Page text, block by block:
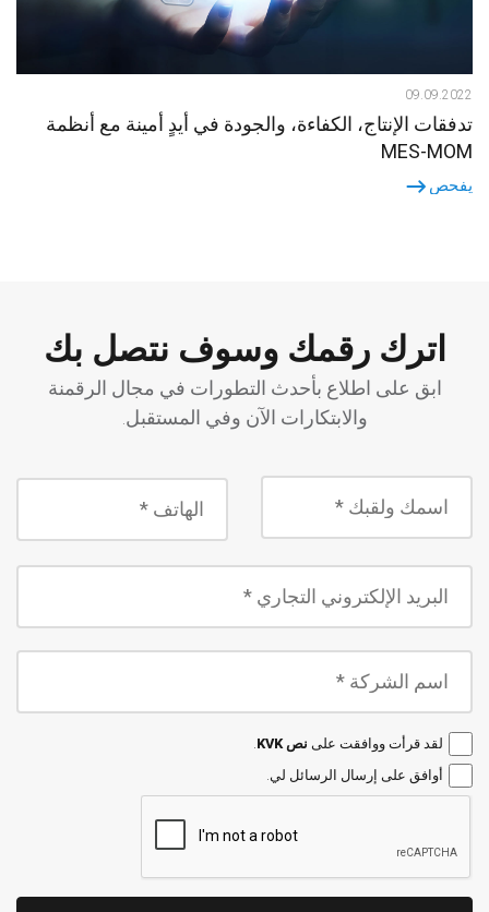
09.09.2022
تدفقات الإنتاج، الكفاءة، والجودة في أيدٍ أمينة مع أنظمة
MES-MOM
يفحص
اترك رقمك وسوف نتصل بك
ابق على اطلاع بأحدث التطورات في مجال الرقمنة
والابتكارات الآن وفي المستقبل.
لقد قرأت ووافقت علىنص KVK
.
أوافق على إرسال الرسائل لي.